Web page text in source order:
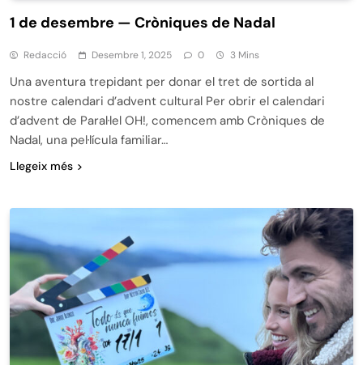
1 de desembre — Cròniques de Nadal
Redacció Desembre 1, 2025 0 3 Mins
Una aventura trepidant per donar el tret de sortida al
nostre calendari d’advent cultural Per obrir el calendari
d’advent de Paral·lel OH!, comencem amb Cròniques de
Nadal, una pel·lícula familiar…
Llegeix més